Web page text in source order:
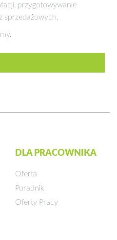
przygotowywanie
sprzedażowych.
DLA PRACOWNIKA
Oferta
Poradnik
Oferty Pracy